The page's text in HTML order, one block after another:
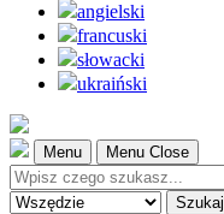
angielski
francuski
słowacki
ukraiński
Menu Menu Close
Szukaj